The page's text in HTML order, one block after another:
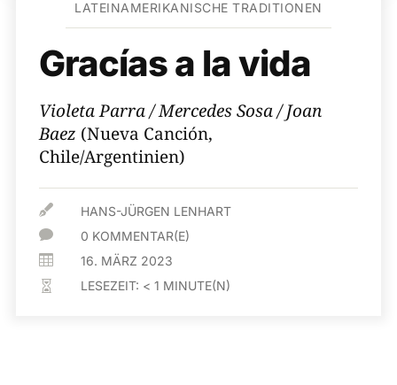
LATEINAMERIKANISCHE TRADITIONEN
Gracías a la vida
Violeta Parra / Mercedes Sosa / Joan
Baez (Nueva Canción,
Chile/Argentinien)
 HANS-JÜRGEN LENHART
 0 KOMMENTAR(E)
 16. MÄRZ 2023
 LESEZEIT: < 1 MINUTE(N)